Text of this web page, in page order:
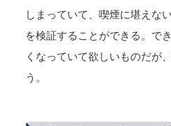
しまっていて、喫煙に堪えな
を検証することができる。で
くなっていて欲しいものだが
う。